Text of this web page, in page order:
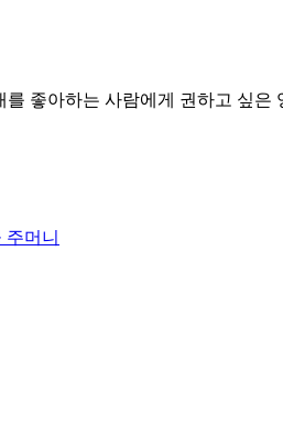
좋아하는 사람에게 권하고 싶은
머니